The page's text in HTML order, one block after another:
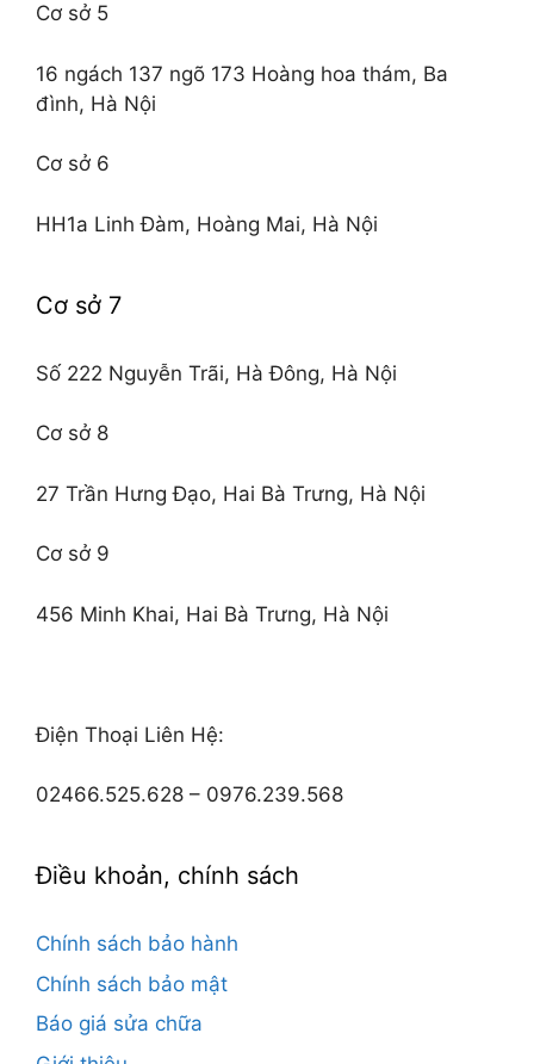
Cơ sở 5
16 ngách 137 ngõ 173 Hoàng hoa thám, Ba
đình, Hà Nội
Cơ sở 6
HH1a Linh Đàm, Hoàng Mai, Hà Nội
Cơ sở 7
Số 222 Nguyễn Trãi, Hà Đông, Hà Nội
Cơ sở 8
27 Trần Hưng Đạo, Hai Bà Trưng, Hà Nội
Cơ sở 9
456 Minh Khai, Hai Bà Trưng, Hà Nội
Điện Thoại Liên Hệ:
02466.525.628 – 0976.239.568
Điều khoản, chính sách
Chính sách bảo hành
Chính sách bảo mật
Báo giá sửa chữa